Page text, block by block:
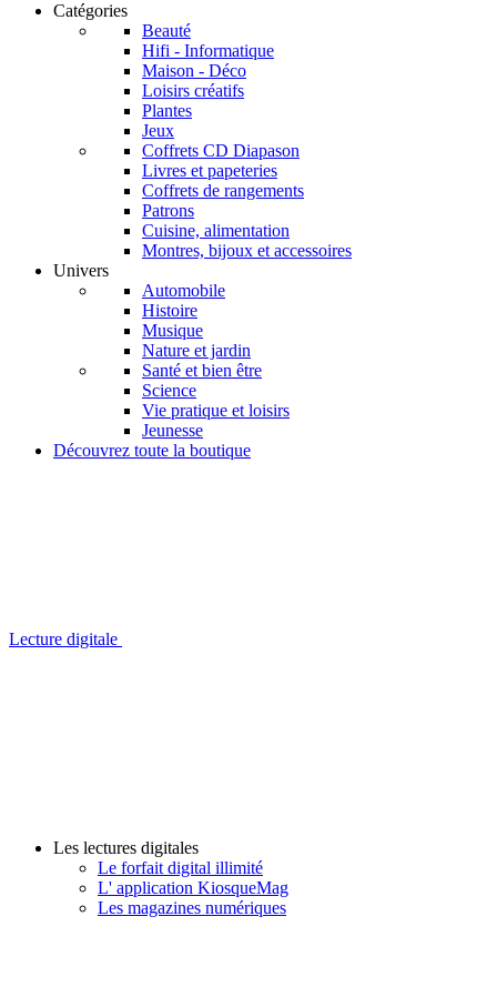
Catégories
Beauté
Hifi - Informatique
Maison - Déco
Loisirs créatifs
Plantes
Jeux
Coffrets CD Diapason
Livres et papeteries
Coffrets de rangements
Patrons
Cuisine, alimentation
Montres, bijoux et accessoires
Univers
Automobile
Histoire
Musique
Nature et jardin
Santé et bien être
Science
Vie pratique et loisirs
Jeunesse
Découvrez toute la boutique
Lecture digitale
Les lectures digitales
Le forfait digital illimité
L' application KiosqueMag
Les magazines numériques